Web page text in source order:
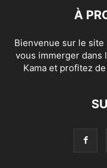
À
Bienvenue sur le site
vous immerger dans
Kama et profitez